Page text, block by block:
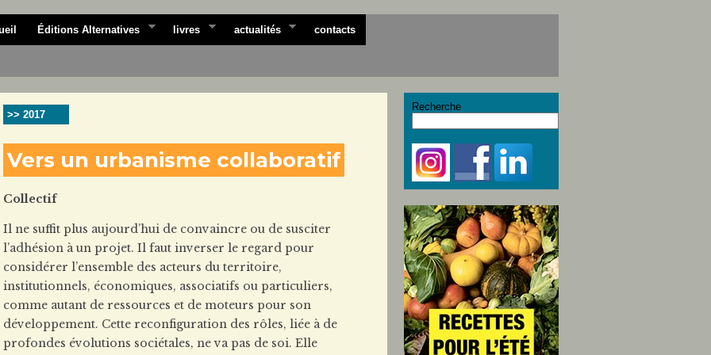
Éditions Alternatives livres actualités contacts
>> 2017
Vers un urbanisme collaboratif
Collectif
Il ne suffit plus aujourd’hui de convaincre ou de susciter
l’adhésion à un projet. Il faut inverser le regard pour
considérer l’ensemble des acteurs du territoire,
institutionnels, économiques, associatifs ou particuliers,
comme autant de ressources et de moteurs pour son
développement. Cette reconfiguration des rôles, liée à de
profondes évolutions sociétales, ne va pas de soi. Elle
Recherche